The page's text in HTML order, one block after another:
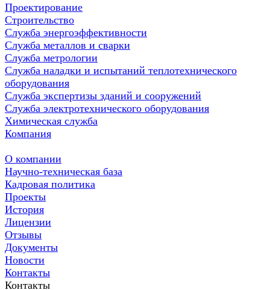
Проектирование
Строительство
Служба энергоэффективности
Служба металлов и сварки
Служба метрологии
Служба наладки и испытаний теплотехнического
оборудования
Служба экспертизы зданий и сооружений
Служба электротехнического оборудования
Химическая служба
Компания
О компании
Научно-техническая база
Кадровая политика
Проекты
История
Лицензии
Отзывы
Документы
Новости
Контакты
Контакты